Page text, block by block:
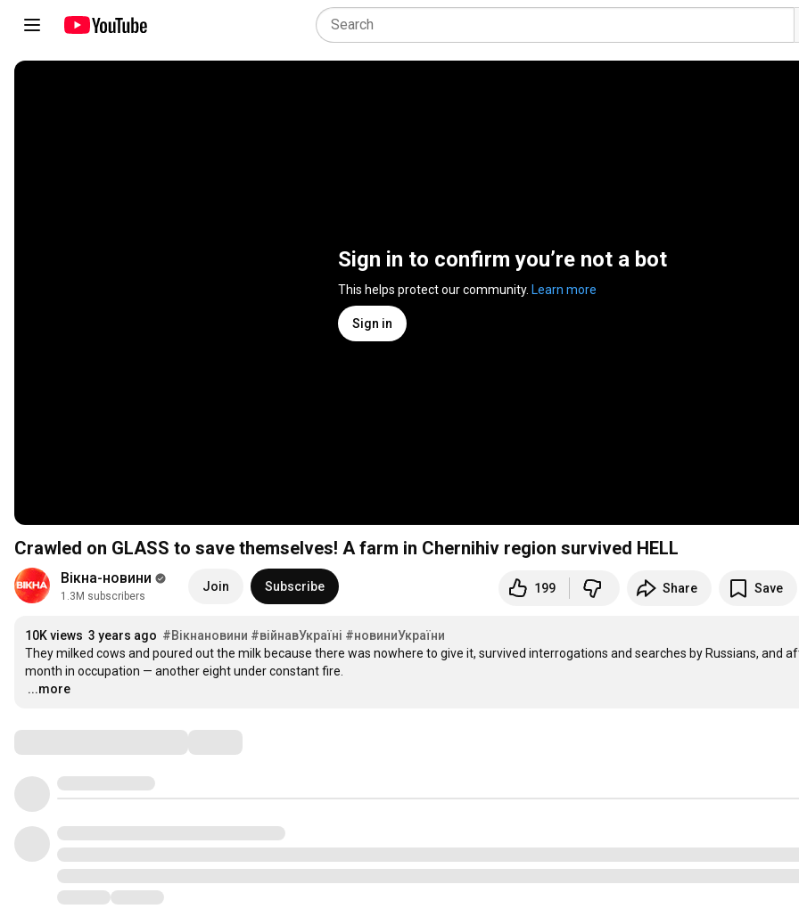
Sign in to confirm you’re not a bot
This helps protect our community. Learn more
Sign in
Crawled on GLASS to save themselves! A farm in Chernihiv region survived HELL
Вікна-новини
1.3M subscribers
Join Subscribe 199 Share Save
10K views 3 years ago #Вікнановини #війнавУкраїні #новиниУкраїни
They milked cows and poured out the milk because there was nowhere to give it, survived interrogations and searches by Russians, and
…
...more